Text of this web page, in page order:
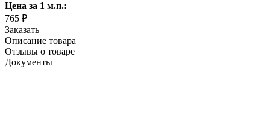
Цена за 1 м.п.:
765 ₽
Заказать
Описание товара
Отзывы о товаре
Документы